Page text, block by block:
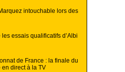
intouchable lors des
essais qualificatifs d’Albi
de France : la finale du
en direct à la TV